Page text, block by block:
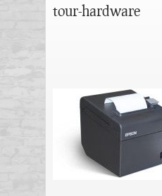
tour-hardware